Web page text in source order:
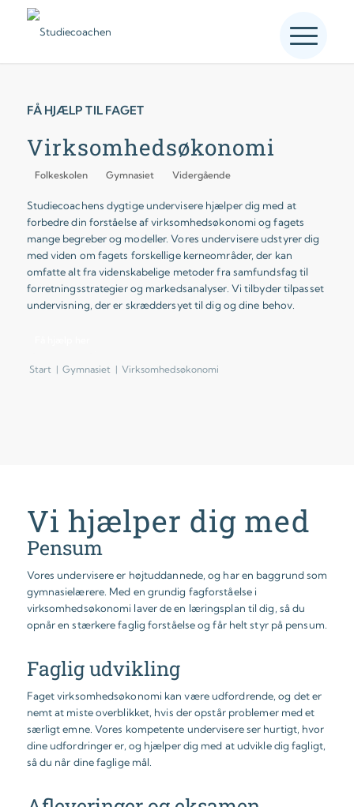
FÅ HJÆLP TIL FAGET
Virksomhedsøkonomi
Folkeskolen Gymnasiet Vidergående
Studiecoachens dygtige undervisere hjælper dig med at
forbedre din forståelse af virksomhedsøkonomi og fagets
mange begreber og modeller. Vores undervisere udstyrer dig
med viden om fagets forskellige kerneområder, der kan
omfatte alt fra videnskabelige metoder fra samfundsfag til
forretningsstrategier og markedsanalyser. Vi tilbyder tilpasset
undervisning, der er skræddersyet til dig og dine behov.
Start | Gymnasiet | Virksomhedsøkonomi
Vi hjælper dig med
Pensum
Vores undervisere er højtuddannede, og har en baggrund som
gymnasielærere. Med en grundig fagforståelse i
virksomhedsøkonomi laver de en læringsplan til dig, så du
opnår en stærkere faglig forståelse og får helt styr på pensum.
Faglig udvikling
Faget virksomhedsøkonomi kan være udfordrende, og det er
nemt at miste overblikket, hvis der opstår problemer med et
særligt emne. Vores kompetente undervisere ser hurtigt, hvor
dine udfordringer er, og hjælper dig med at udvikle dig fagligt,
så du når dine faglige mål.